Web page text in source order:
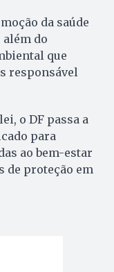
da saúde
do
que
responsável
o DF passa a
para
ao bem-estar
de proteção em